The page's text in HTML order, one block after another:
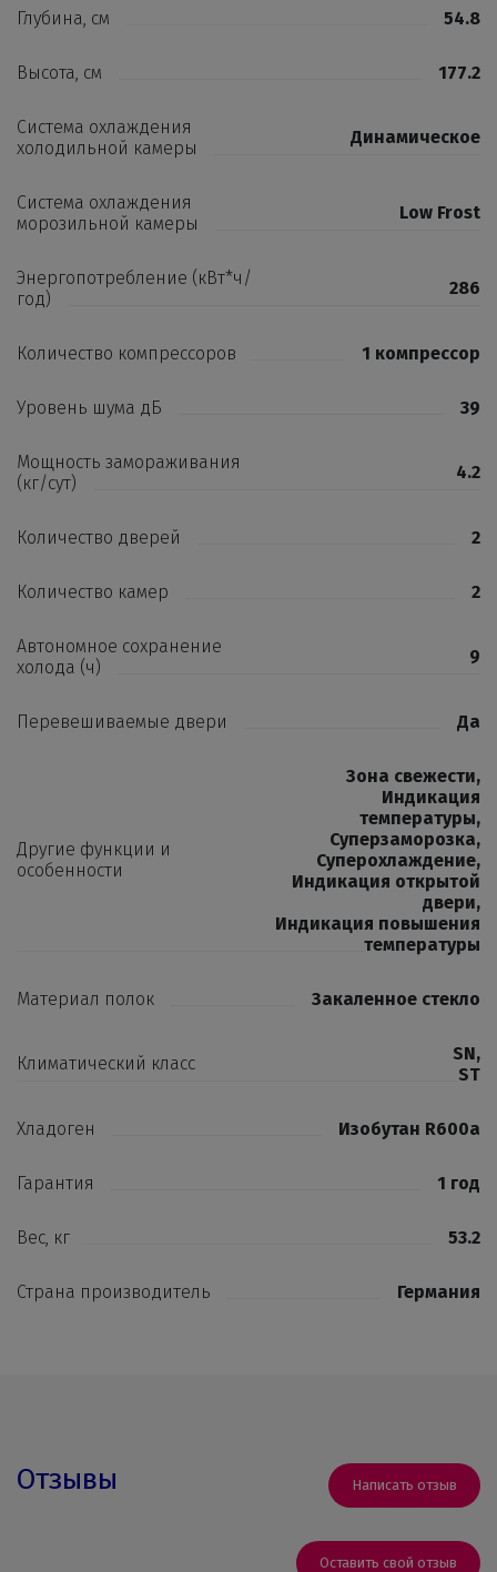
Глубина, см 54.8
Высота, см 177.2
Система охлаждения
холодильной камеры
Динамическое
Система охлаждения
морозильной камеры
Low Frost
Энергопотребление (кВт*ч/
год)
286
Количество компрессоров 1 компрессор
Уровень шума дБ 39
Мощность замораживания
(кг/сут)
4.2
Количество дверей 2
Количество камер 2
Автономное сохранение
холода (ч)
9
Перевешиваемые двери Да
Другие функции и
особенности
Зона свежести,
Индикация
температуры,
Суперзаморозка,
Суперохлаждение,
Индикация открытой
двери,
Индикация повышения
температуры
Материал полок Закаленное стекло
Климатический класс SN,
ST
Хладоген Изобутан R600a
Гарантия 1 год
Вес, кг 53.2
Страна производитель Германия
Отзывы Написать отзыв
Оставить свой отзыв